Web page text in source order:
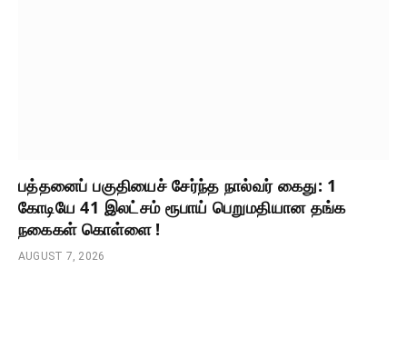
பத்தனைப் பகுதியைச் சேர்ந்த நால்வர் கைது: 1
கோடியே 41 இலட்சம் ரூபாய் பெறுமதியான தங்க
நகைகள் கொள்ளை !
AUGUST 7, 2026